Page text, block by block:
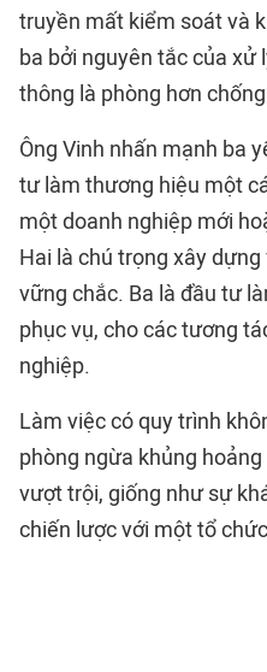
truyền mất kiểm soát và
ba bởi nguyên tắc của xử
thông là phòng hơn
Ông Vinh nhấn mạnh ba
tư làm thương hiệu một
một doanh nghiệp mới
Hai là chú trọng xây
vững chắc. Ba là đầu tư
phục vụ, cho các tương
nghiệp.
Làm việc có quy trình
phòng ngừa khủng
vượt trội, giống như sự
chiến lược với một tổ